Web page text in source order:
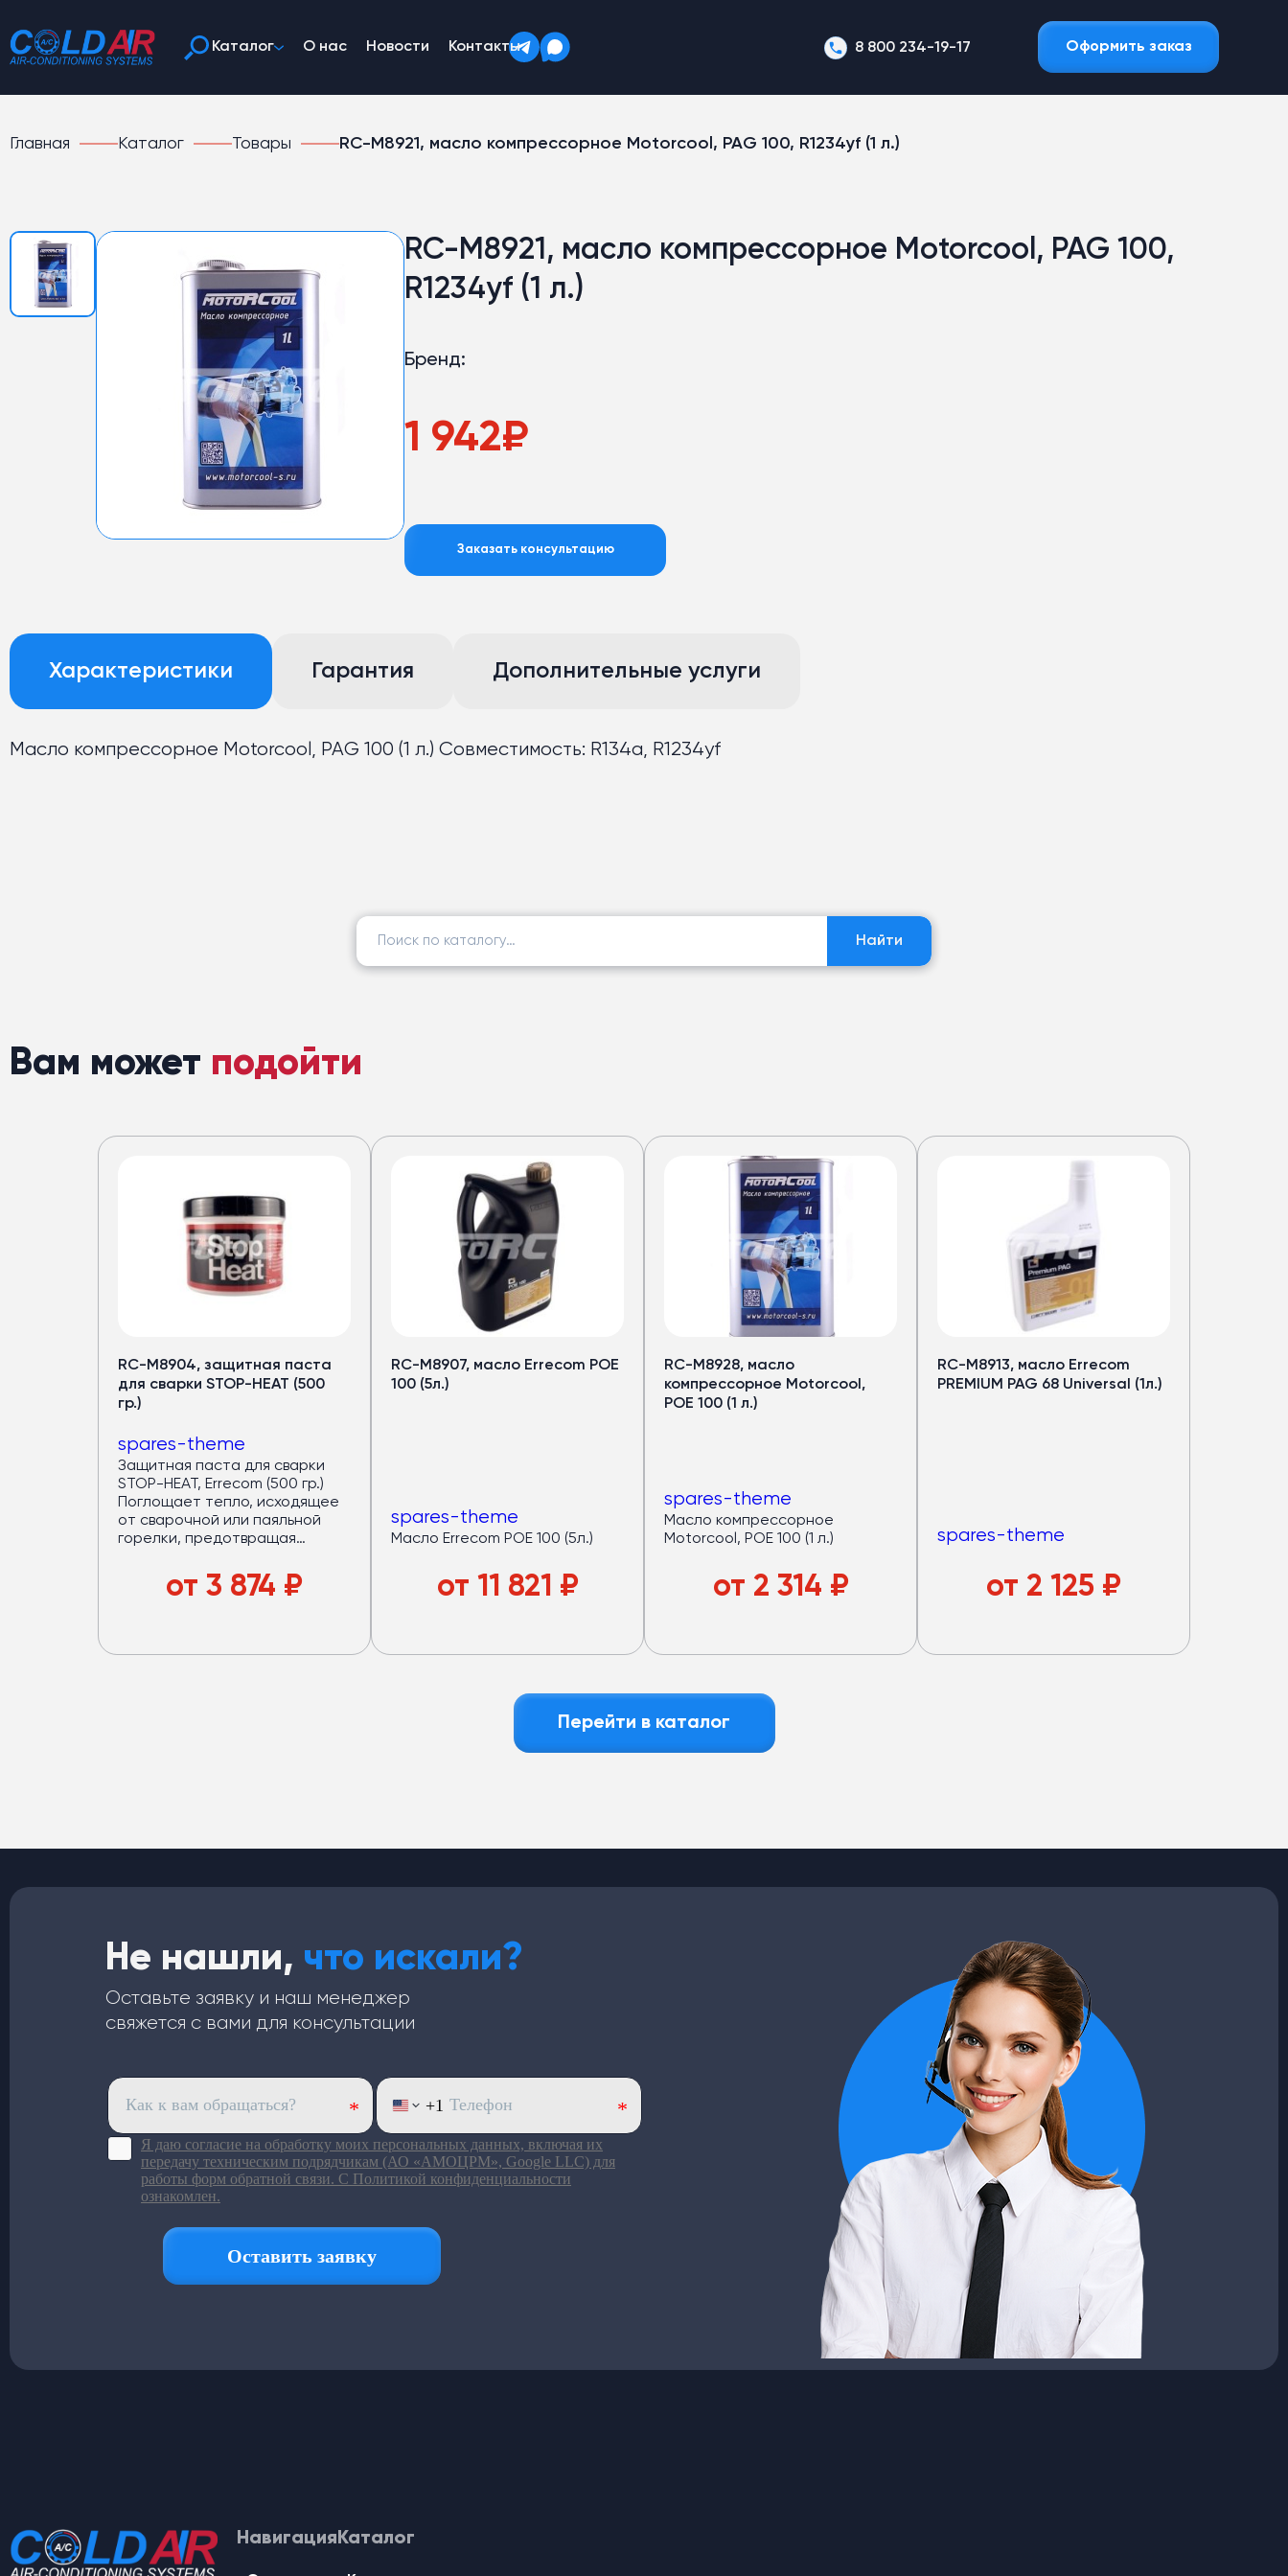
Каталог О нас Новости Контакты 8 800 234-19-17 Оформить заказ
Главная Каталог Товары RC-M8921, масло компрессорное Motorcool, PAG 100, R1234yf (1 л.)
RC-M8921, масло компрессорное Motorcool, PAG 100,
R1234yf (1 л.)
Бренд:
1 942₽
Заказать консультацию
Характеристики Гарантия Дополнительные услуги
Масло компрессорное Motorcool, PAG 100 (1 л.) Совместимость: R134a, R1234yf
Найти:
Найти
Вам может подойти
RC-M8904, защитная паста
для сварки STOP-HEAT (500
гр.)
spares-theme
Защитная паста для сварки
STOP-HEAT, Errecom (500 гр.)
Поглощает тепло, исходящее
от сварочной или паяльной
горелки, предотвращая
областей вблизи зоны
сварочных работ.
поверхности, не капает, не
следов. Для многоразового
от 3 874 ₽
RC-M8907, масло Errecom POE
100 (5л.)
spares-theme
Масло Errecom POE 100 (5л.)
от 11 821 ₽
RC-M8928, масло
компрессорное Motorcool,
POE 100 (1 л.)
spares-theme
Масло компрессорное
Motorcool, POE 100 (1 л.)
от 2 314 ₽
RC-M8913, масло Errecom
PREMIUM PAG 68 Universal (1л.)
spares-theme
от 2 125 ₽
Перейти в каталог
Не нашли, что искали?
Оставьте заявку и наш менеджер
свяжется с вами для консультации
НавигацияКаталог
Кондиционеры
Медный испаритель и полуторный запас мощности.
Хладопроизводительность —
Запас мощности конденсаторов —
(компрессор работает в щадящем режиме)
4 вентилятора по
Верхний корпус из
стекловолокна
: лёгкий и устойчив к износу